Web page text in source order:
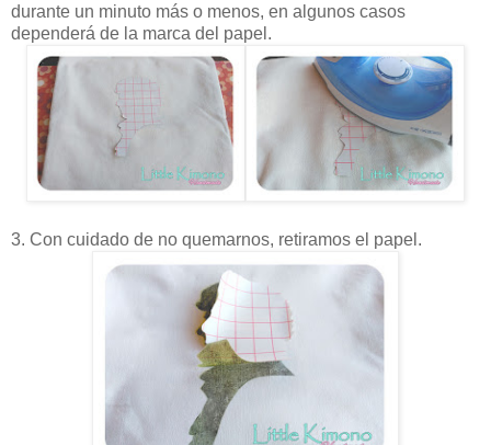
durante un minuto más o menos, en algunos casos
dependerá de la marca del papel.
3. Con cuidado de no quemarnos, retiramos el papel.